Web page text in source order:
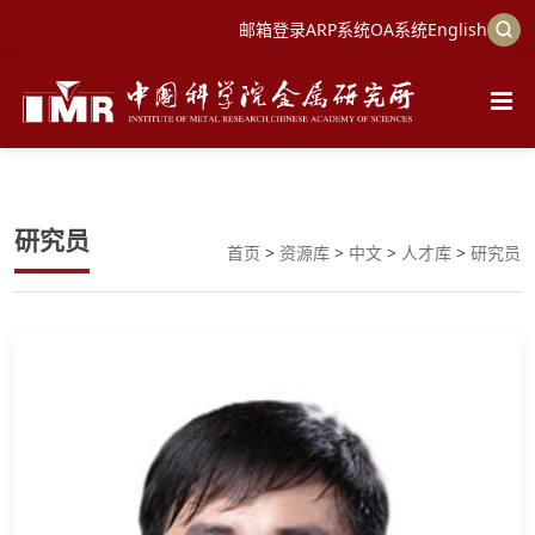
邮箱登录ARP系统OA系统English
研究员 首页 > 资源库 > 中文 > 人才库 > 研究员